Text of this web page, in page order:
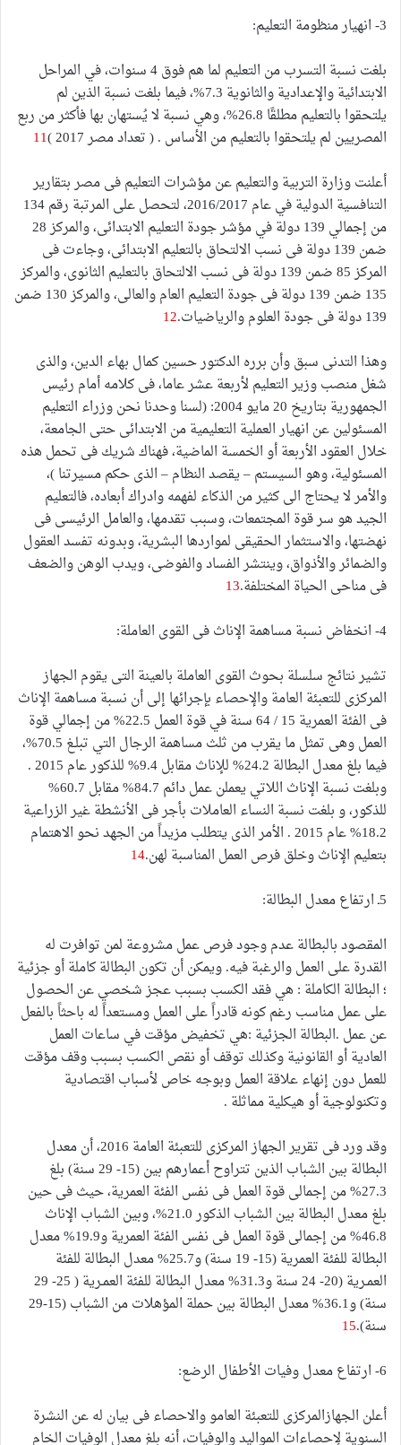
3- انهيار منظومة التعليم:
بلغت نسبة التسرب من التعليم لما هم فوق 4 سنوات، في المراحل
الابتدائية والإعدادية والثانوية 7.3%، فيما بلغت نسبة الذين لم
يلتحقوا بالتعليم مطلقًا 26.8%، وهي نسبة لا يُستهان بها فأكثر من ربع
المصريين لم يلتحقوا بالتعليم من الأساس . ( تعداد مصر 2017 )
11
أعلنت وزارة التربية والتعليم عن مؤشرات التعليم فى مصر بتقارير
التنافسية الدولية في عام 2016/2017، لتحصل على المرتبة رقم 134
من إجمالي 139 دولة في مؤشر جودة التعليم الابتدائى، والمركز 28
ضمن 139 دولة فى نسب الالتحاق بالتعليم الابتدائى، وجاءت فى
المركز 85 ضمن 139 دولة فى نسب الالتحاق بالتعليم الثانوى، والمركز
135 ضمن 139 دولة فى جودة التعليم العام والعالى، والمركز 130 ضمن
139 دولة فى جودة العلوم والرياضيات.
12
وهذا التدنى سبق وأن برره الدكتور حسين كمال بهاء الدين، والذى
شغل منصب وزير التعليم لأربعة عشر عاما، فى كلامه أمام رئيس
الجمهورية بتاريخ 20 مايو 2004: (لسنا وحدنا نحن وزراء التعليم
المسئولين عن انهيار العملية التعليمية من الابتدائى حتى الجامعة،
خلال العقود الأربعة أو الخمسة الماضية، فهناك شريك فى تحمل هذه
المسئولية، وهو السيستم – يقصد النظام – الذى حكم مسيرتنا )،
والأمر لا يحتاج الى كثير من الذكاء لفهمه وادراك أبعاده، فالتعليم
الجيد هو سر قوة المجتمعات، وسبب تقدمها، والعامل الرئيسى فى
نهضتها، والاستثمار الحقيقى لمواردها البشرية، وبدونه تفسد العقول
والضمائر والأذواق، وينتشر الفساد والفوضى، ويدب الوهن والضعف
فى مناحى الحياة المختلفة.13
4- انخفاض نسبة مساهمة الإناث فى القوى العاملة:
تشير نتائج سلسلة بحوث القوى العاملة بالعينة التى یقوم الجهاز
المركزى للتعبئة العامة والإحصاء بإجرائها إلى أن نسبة مساهمة الإناث
فى الفئة العمریة 15 / 64 سنة في قوة العمل 22.5% من إجمالي قوة
العمل وهى تمثل ما يقرب من ثلث مساهمة الرجال التي تبلـغ 70.5%،
فيما بلغ معدل البطالة 24.2% للإناث مقابل 9.4% للذكور عام 2015 .
وبلغت نسبة الإناث اللاتي يعملن عمل دائم 84.7% مقابل 60.7%
للذكور، و بلغت نسبة النساء العاملات بأجر فى الأنشطة غير الزراعية
18.2% عام 2015 . الأمر الذى یتطلب مزیداً من الجهد نحو الاهتمام
بتعليم الإناث وخلق فرص العمل المناسبة لهن.14
5ـ ارتفاع معدل البطالة:
المقصود بالبطالة عدم وجود فرص عمل مشروعة لمن توافرت له
القدرة على العمل والرغبة فيه. ويمكن أن تكون البطالة كاملة أو جزئية
؛ البطالة الكاملة : هي فقد الكسب بسبب عجز شخصي عن الحصول
على عمل مناسب رغم كونه قادراً على العمل ومستعداً له باحثاً بالفعل
عن عمل .البطالة الجزئية :هي تخفيض مؤقت في ساعات العمل
العادية أو القانونية وكذلك توقف أو نقص الكسب بسبب وقف مؤقت
للعمل دون إنهاء علاقة العمل وبوجه خاص لأسباب اقتصادية
وتكنولوجية أو هيكلية مماثلة .
وقد ورد فى تقرير الجهاز المركزى للتعبئة العامة 2016، أن معدل
البطالة بين الشباب الذين تتراوح أعمارهم بين (15- 29 سنة) بلغ
27.3% من إجمالى قوة العمل فى نفس الفئة العمرية، حيث فى حين
بلغ معدل البطالة بين الشباب الذكور 21.0%، وبين الشباب الإناث
46.8% من إجمالى قوة العمل فى نفس الفئة العمرية و19.9% معدل
البطالة للفئة العمرية (15- 19 سنة) و25.7% معدل البطالة للفئة
العمـرية (20- 24 سنة و31.3% معدل البطالة للفئة العمـرية ( 25- 29
سنة) و36.1% معدل البطالة بين حملة المؤهلات من الشباب (15-29
سنة).15
6- ارتفاع معدل وفيات الأطفال الرضع:
أعلن الجهازالمركزى للتعبئة العامو والاحصاء فى بيان له عن النشرة
السنوية لإحصاءات المواليد والوفيات، أنه بلغ معدل الوفيات الخام